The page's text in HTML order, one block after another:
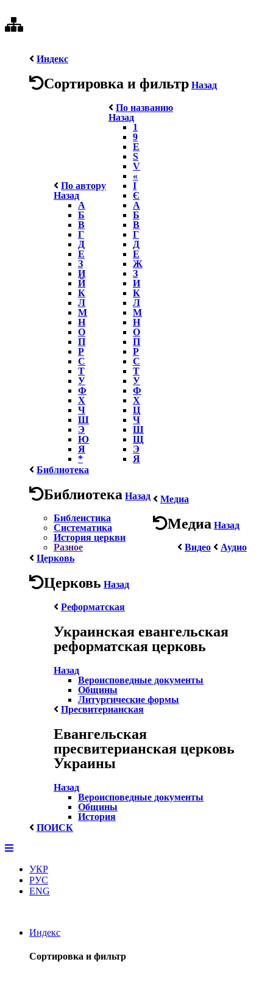
Индекс
Сортировка и фильтр Назад
По автору
Назад
А
Б
В
Г
Д
Е
З
И
Й
К
Л
М
Н
О
П
Р
С
Т
У
Ф
Х
Ч
Ш
Э
Ю
Я
*
По названию
Назад
1
9
E
S
V
«
І
Є
А
Б
В
Г
Д
Е
Ж
З
И
К
Л
М
Н
О
П
Р
С
Т
У
Ф
Х
Ц
Ч
Ш
Щ
Э
Я
Библиотека
Библиотека Назад
Библеистика
Систематика
История церкви
Разное
Медиа
Медиа Назад
Видео
Аудио
Церковь
Церковь Назад
Реформатская
Украинская евангельская
реформатская церковь
Назад
Вероисповедные документы
Общины
Литургические формы
Пресвитерианская
Евангельская
пресвитерианская церковь
Украины
Назад
Вероисповедные документы
Общины
История
ПОИСК
УКР
РУС
ENG
Индекс
Сортировка и фильтр